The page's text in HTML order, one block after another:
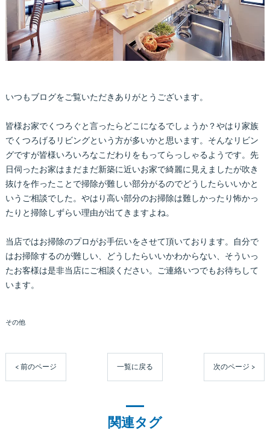
いつもブログをご覧いただきありがとうございます。
皆様お家でくつろぐと言ったらどこになるでしょうか？やはり家族
でくつろげるリビングという方が多いかと思います。そんなリビン
グですが皆様いろいろなこだわりをもってらっしゃるようです。先
日伺ったお家はまだまだ新築に近いお家で綺麗に見えましたが吹き
抜けを作ったことで掃除が難しい部分がるのでどうしたらいいかと
いうご相談でした。やはり高い部分のお掃除は難しかったり怖かっ
たりと掃除しずらい理由が出てきますよね。
当店ではお掃除のプロがお手伝いをさせて頂いております。自分で
はお掃除するのが難しい、どうしたらいいかわからない、そういっ
たお客様は是非当店にご相談ください。ご連絡いつでもお待ちして
います。
その他
< 前のページ 一覧に戻る 次のページ >
関連タグ